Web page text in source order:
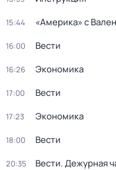
15:44 «Америка» с
16:00 Вести
16:26 Экономика
17:00 Вести
17:23 Экономика
18:00 Вести
20:35 Вести. Дежурная